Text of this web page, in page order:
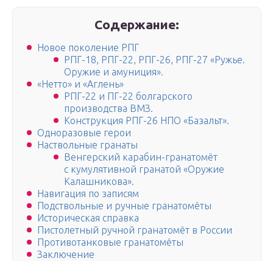
Содержание:
Новое поколение РПГ
РПГ-18, РПГ-22, РПГ-26, РПГ-27 «Ружье.
Оружие и амуниция».
«Нетто» и «Аглень»
РПГ-22 и ПГ-22 болгарского
производства ВМЗ.
Конструкция РПГ-26 НПО «Базальт».
Одноразовые герои
Наствольные гранаты
Венгерский карабин-гранатомёт
с кумулятивной гранатой «Оружие
Калашникова».
Навигация по записям
Подствольные и ручные гранатомёты
Историческая справка
Пистолетный ручной гранатомёт в России
Противотанковые гранатомёты
Заключение